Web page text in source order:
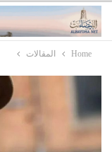
Home المقالات